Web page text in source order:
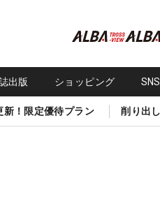
出版 ショッピング
新！限定優待プラン 削り出